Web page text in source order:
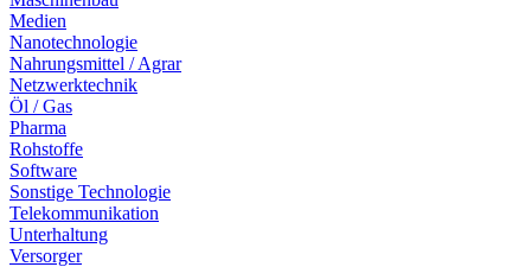
Medien
Nanotechnologie
Nahrungsmittel / Agrar
Netzwerktechnik
Öl / Gas
Pharma
Rohstoffe
Software
Sonstige Technologie
Telekommunikation
Unterhaltung
Versorger